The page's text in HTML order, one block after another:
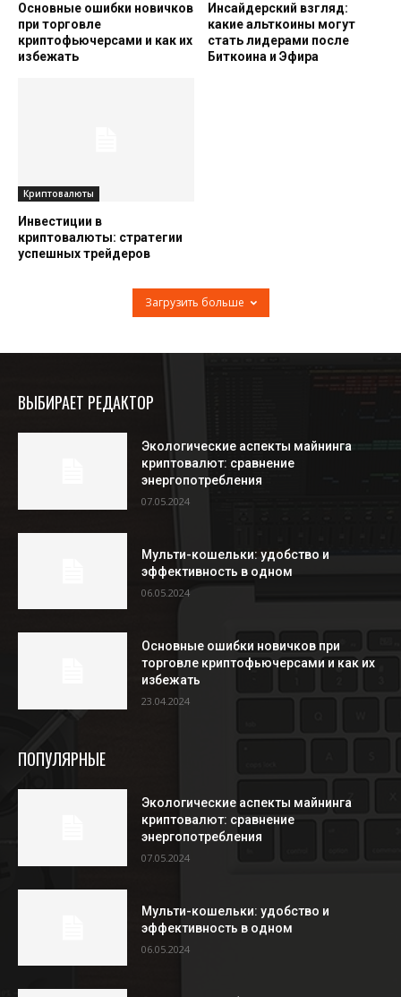
Основные ошибки новичков
при торговле
криптофьючерсами и как их
избежать
Инсайдерский взгляд:
какие альткоины могут
стать лидерами после
Биткоина и Эфира
Криптовалюты
Инвестиции в
криптовалюты: стратегии
успешных трейдеров
Загрузить больше
ВЫБИРАЕТ РЕДАКТОР
Экологические аспекты майнинга
криптовалют: сравнение
энергопотребления
07.05.2024
Мульти-кошельки: удобство и
эффективность в одном
06.05.2024
Основные ошибки новичков при
торговле криптофьючерсами и как их
избежать
23.04.2024
ПОПУЛЯРНЫЕ
Экологические аспекты майнинга
криптовалют: сравнение
энергопотребления
07.05.2024
Мульти-кошельки: удобство и
эффективность в одном
06.05.2024